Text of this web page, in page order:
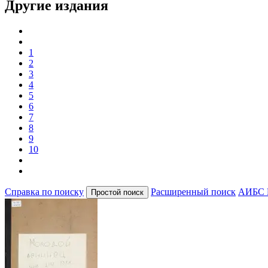
Другие издания
1
2
3
4
5
6
7
8
9
10
Справка по поиску Расширенный поиск АИБС